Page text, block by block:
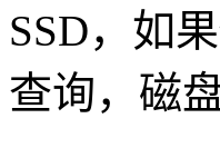
SSD，如
查询，磁